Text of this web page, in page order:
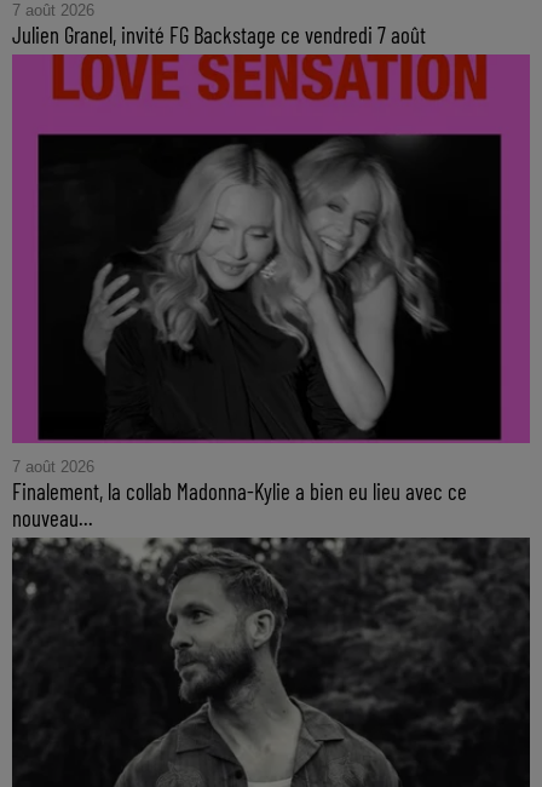
7 août 2026
Julien Granel, invité FG Backstage ce vendredi 7 août
7 août 2026
Finalement, la collab Madonna-Kylie a bien eu lieu avec ce
nouveau...